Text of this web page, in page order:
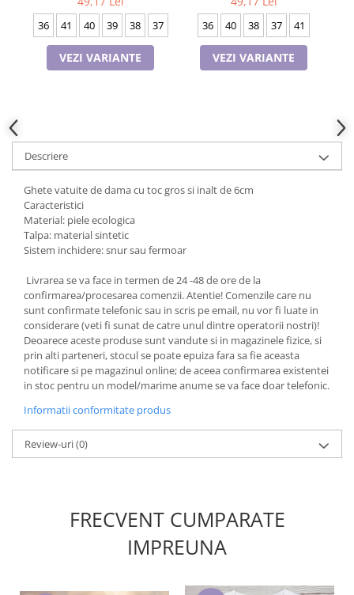
Cadouri pentru Doctori
Cadouri pentru Sfânta Maria
Martisoare
36 41 40 39 38 37
VEZI VARIANTE
36 40 38 37 41
VEZI VARIANTE
Descriere
Ghete vatuite de dama cu toc gros si inalt de 6cm
Caracteristici
Material: piele ecologica
Talpa: material sintetic
Sistem inchidere: snur sau fermoar
Livrarea se va face in termen de 24 -48 de ore de la
confirmarea/procesarea comenzii. Atentie! Comenzile care nu
sunt confirmate telefonic sau in scris pe email, nu vor fi luate in
considerare (veti fi sunat de catre unul dintre operatorii nostri)!
Deoarece aceste produse sunt vandute si in magazinele fizice, si
prin alti parteneri, stocul se poate epuiza fara sa fie aceasta
notificare si pe magazinul online; de aceea confirmarea existentei
in stoc pentru un model/marime anume se va face doar telefonic.
Informatii conformitate produs
Review-uri(0)
FRECVENT CUMPARATE
IMPREUNA